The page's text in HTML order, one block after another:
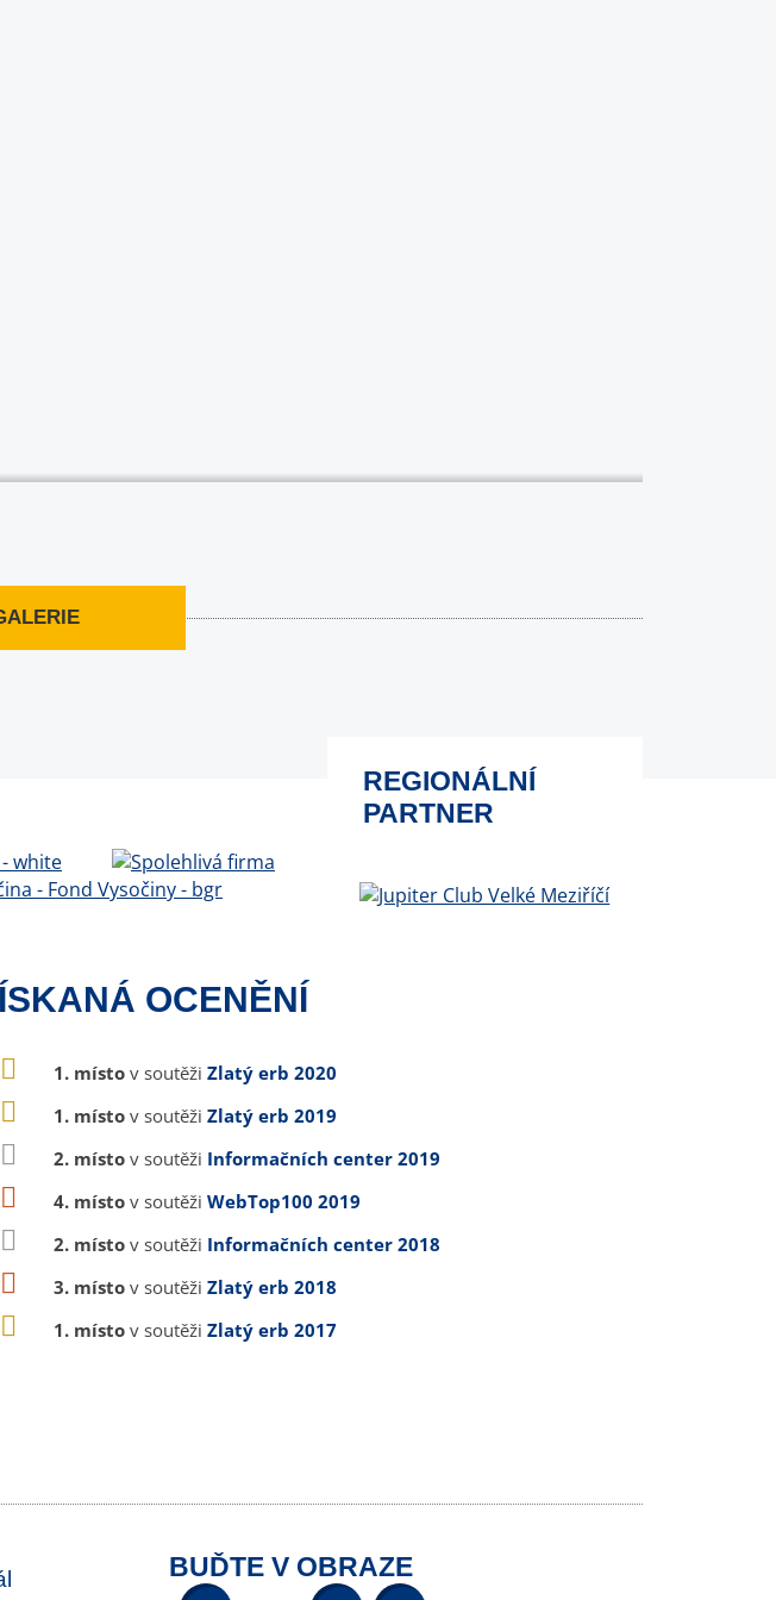
REGIONÁLNÍ
PARTNER
OCENĚNÍ
1. místo v soutěži Zlatý erb 2020
1. místo v soutěži Zlatý erb 2019
2. místo v soutěži Informačních center 2019
4. místo v soutěži WebTop100 2019
2. místo v soutěži Informačních center 2018
3. místo v soutěži Zlatý erb 2018
1. místo v soutěži Zlatý erb 2017
BUĎTE V OBRAZE